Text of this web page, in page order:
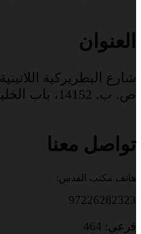
العنوان
شارع البطريركية اللاتينية 8
ص. ب. 14152، باب الخليل، القدس 9114101
تواصل معنا
هاتف مكتب القدس:
97226282323
فرعي: 464